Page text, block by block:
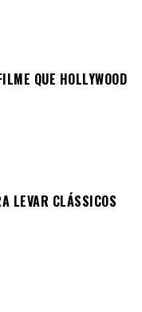
QUE HOLLYWOOD
LEVAR CLÁSSICOS